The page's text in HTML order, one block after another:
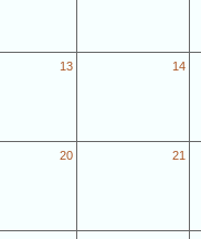
13 14
20 21